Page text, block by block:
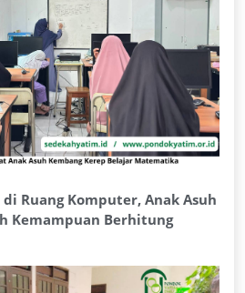
Ruang Komputer, Anak Asuh
Kemampuan Berhitung